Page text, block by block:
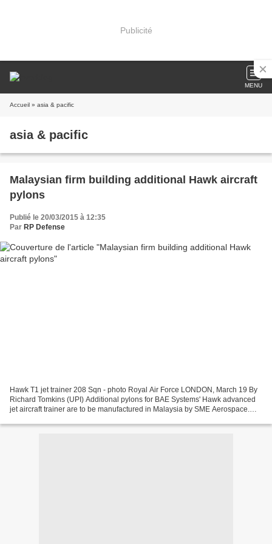
Publicité
MENU
Accueil » asia & pacific
asia & pacific
Malaysian firm building additional Hawk aircraft
pylons
Publié le 20/03/2015 à 12:35
Par RP Defense
Hawk T1 jet trainer 208 Sqn - photo Royal Air Force LONDON, March 19 By
Richard Tomkins (UPI) Additional pylons for BAE Systems' Hawk advanced
jet aircraft trainer are to be manufactured in Malaysia by SME Aerospace.